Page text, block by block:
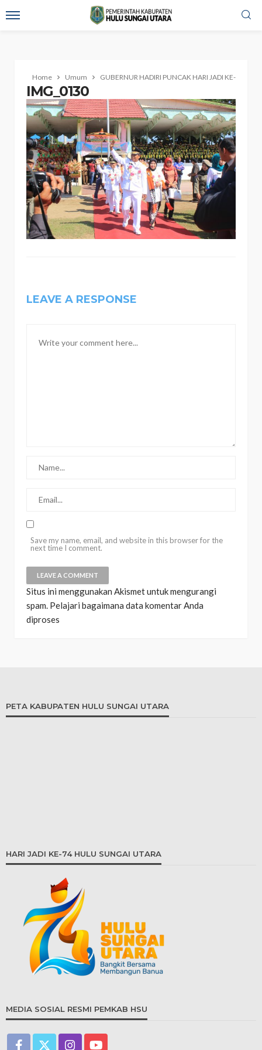
Home Umum GUBERNUR HADIRI PUNCAK HARI JADI KE-65 HSU
IMG_0130
LEAVE A RESPONSE
Save my name, email, and website in this browser for the
next time I comment.
Situs ini menggunakan Akismet untuk mengurangi
spam. Pelajari bagaimana data komentar Anda
diproses
PETA KABUPATEN HULU SUNGAI UTARA
HARI JADI KE-74 HULU SUNGAI UTARA
MEDIA SOSIAL RESMI PEMKAB HSU